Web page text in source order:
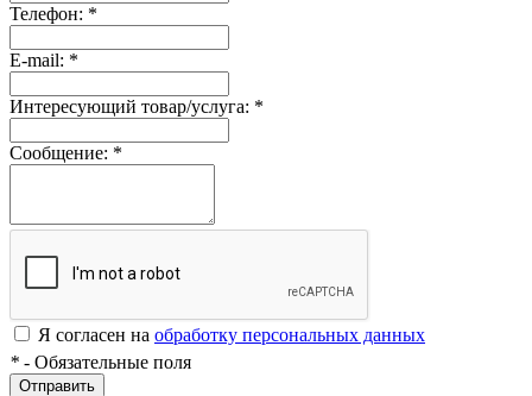
Телефон: *
E-mail: *
Интересующий товар/услуга: *
Сообщение: *
Я согласен на обработку персональных данных
* - Обязательные поля
Отправить